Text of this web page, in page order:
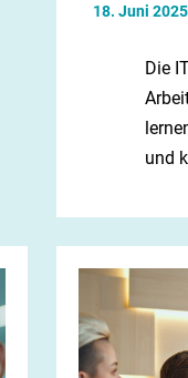
18. Juni 2025
Die
und